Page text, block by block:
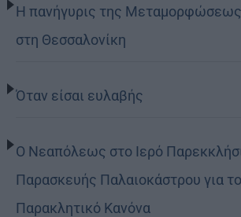
Η πανήγυρις της
στη Θεσσαλονίκη
Όταν είσαι ευλαβής
Ο Νεαπόλεως στο Ιερό
Παρασκευής Παλαιοκάστρου για
Παρακλητικό Κανόνα